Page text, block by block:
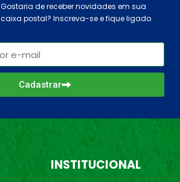
Gostaria de receber novidades em sua
caixa postal? Inscreva-se e fique ligado.
Cadastrar
INSTITUCIONAL